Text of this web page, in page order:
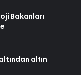
Bakanları
altın